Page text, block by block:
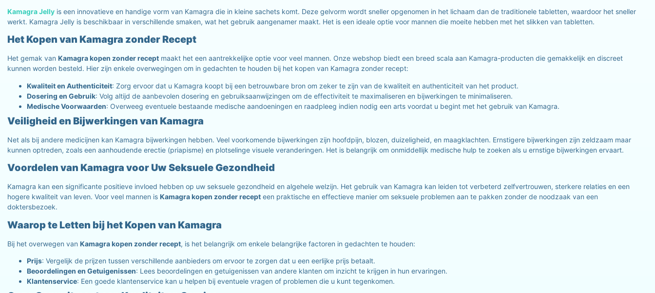
Kamagra Jelly is een innovatieve en handige vorm van Kamagra die in kleine sachets komt. Deze gelvorm wordt sneller opgenomen in het lichaam dan de traditionele tabletten, waardoor het sneller
werkt. Kamagra Jelly is beschikbaar in verschillende smaken, wat het gebruik aangenamer maakt. Het is een ideale optie voor mannen die moeite hebben met het slikken van tabletten.
Het Kopen van Kamagra zonder Recept
Het gemak van Kamagra kopen zonder recept maakt het een aantrekkelijke optie voor veel mannen. Onze webshop biedt een breed scala aan Kamagra-producten die gemakkelijk en discreet
kunnen worden besteld. Hier zijn enkele overwegingen om in gedachten te houden bij het kopen van Kamagra zonder recept:
Kwaliteit en Authenticiteit: Zorg ervoor dat u Kamagra koopt bij een betrouwbare bron om zeker te zijn van de kwaliteit en authenticiteit van het product.
Dosering en Gebruik: Volg altijd de aanbevolen dosering en gebruiksaanwijzingen om de effectiviteit te maximaliseren en bijwerkingen te minimaliseren.
Medische Voorwaarden: Overweeg eventuele bestaande medische aandoeningen en raadpleeg indien nodig een arts voordat u begint met het gebruik van Kamagra.
Veiligheid en Bijwerkingen van Kamagra
Net als bij andere medicijnen kan Kamagra bijwerkingen hebben. Veel voorkomende bijwerkingen zijn hoofdpijn, blozen, duizeligheid, en maagklachten. Ernstigere bijwerkingen zijn zeldzaam maar
kunnen optreden, zoals een aanhoudende erectie (priapisme) en plotselinge visuele veranderingen. Het is belangrijk om onmiddellijk medische hulp te zoeken als u ernstige bijwerkingen ervaart.
Voordelen van Kamagra voor Uw Seksuele Gezondheid
Kamagra kan een significante positieve invloed hebben op uw seksuele gezondheid en algehele welzijn. Het gebruik van Kamagra kan leiden tot verbeterd zelfvertrouwen, sterkere relaties en een
hogere kwaliteit van leven. Voor veel mannen is Kamagra kopen zonder recept een praktische en effectieve manier om seksuele problemen aan te pakken zonder de noodzaak van een
doktersbezoek.
Waarop te Letten bij het Kopen van Kamagra
Bij het overwegen van Kamagra kopen zonder recept, is het belangrijk om enkele belangrijke factoren in gedachten te houden:
Prijs: Vergelijk de prijzen tussen verschillende aanbieders om ervoor te zorgen dat u een eerlijke prijs betaalt.
Beoordelingen en Getuigenissen: Lees beoordelingen en getuigenissen van andere klanten om inzicht te krijgen in hun ervaringen.
Klantenservice: Een goede klantenservice kan u helpen bij eventuele vragen of problemen die u kunt tegenkomen.